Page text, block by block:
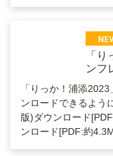
「
ンフ
「りっか！浦添
ンロードできるよう
版)ダウンロード
ンロード[PDF:約